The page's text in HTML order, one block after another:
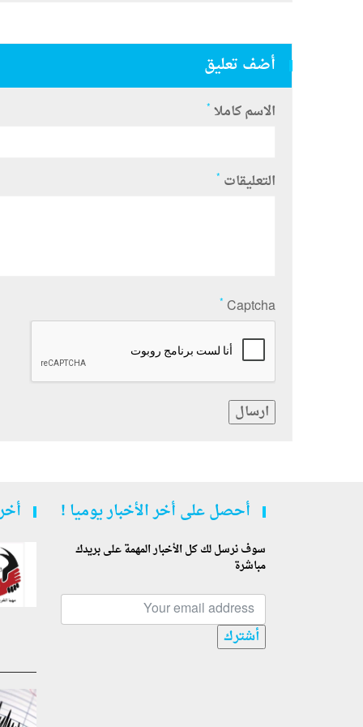
أضف تعليق
الاسم كاملا *
التعليقات *
Captcha
*
ارسال
أحصل على أخر الأخبار يوميا !
سوف نرسل لك كل الأخبار المهمة على بريدك
مباشرة
أشترك